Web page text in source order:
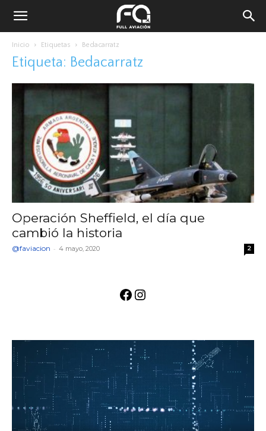
Inicio Etiquetas Bedacarratz
Etiqueta: Bedacarratz
Operación Sheffield, el día que
cambió la historia
@faviacion - 4 mayo, 2020 2
Facebook
Instagram